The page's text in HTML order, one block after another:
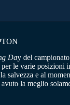
Day del
le varie posizioni
salvezza e al
la meglio